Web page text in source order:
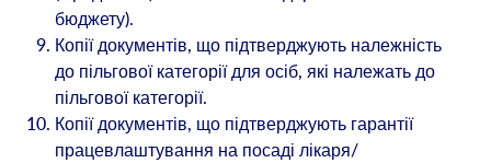
бюджету).
Копії документів, що підтверджують належність
до пільгової категорії для осіб, які належать до
пільгової категорії.
Копії документів, що підтверджують гарантії
працевлаштування на посаді лікаря/